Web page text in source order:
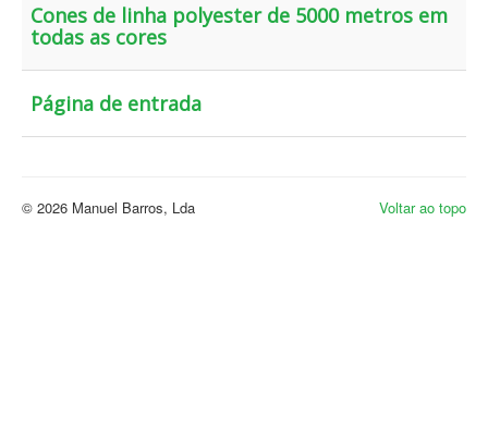
Cones de linha polyester de 5000 metros em
todas as cores
Página de entrada
Voltar ao topo
© 2026 Manuel Barros, Lda